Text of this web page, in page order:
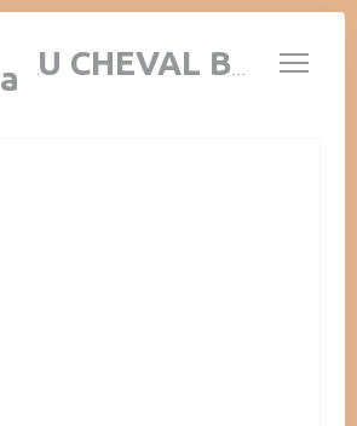
de Cookies
AUBERGE AU CHEVAL BLANC